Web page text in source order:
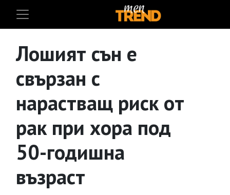
Лошият сън е
свързан с
нарастващ риск от
рак при хора под
50-годишна
възраст